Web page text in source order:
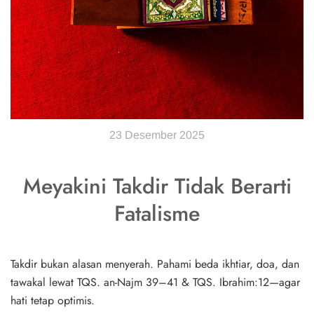
23 Desember 2025
Meyakini Takdir Tidak Berarti
Fatalisme
Takdir bukan alasan menyerah. Pahami beda ikhtiar, doa, dan
tawakal lewat TQS. an-Najm 39–41 & TQS. Ibrahim:12—agar
hati tetap optimis.